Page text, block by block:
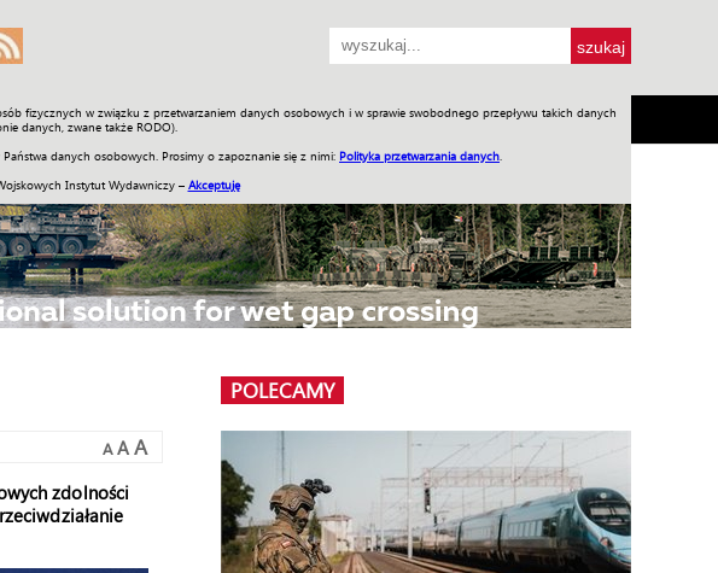
fizycznych w związku z przetwarzaniem danych osobowych i w sprawie swobodnego przepływu takich danych
danych, zwane także RODO).
danych osobowych. Prosimy o zapoznanie się z nimi: Polityka przetwarzania danych
Instytut Wydawniczy – Akceptuję
Wideo ENGLISH SKLEP Jednodniówki Praca w WIW
A A A
zdolności
POLECAMY